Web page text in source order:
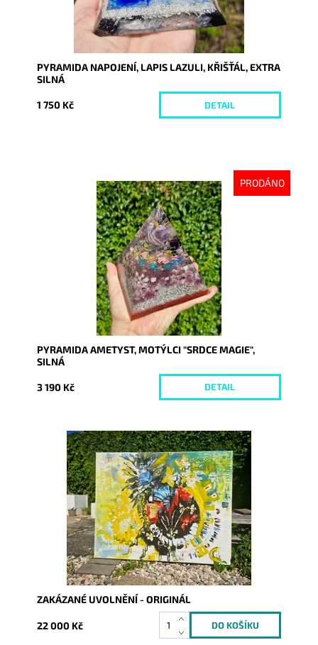
PYRAMIDA NAPOJENÍ, LAPIS LAZULI, KŘIŠŤÁL, EXTRA
SILNÁ
1 750 Kč DETAIL
PRODÁNO
Vyprodáno
10301
PYRAMIDA AMETYST, MOTÝLCI "SRDCE MAGIE",
SILNÁ
3 190 Kč DETAIL
Dostupnost:
Skladem
10290
ZAKÁZANÉ UVOLNĚNÍ - ORIGINÁL
22 000 Kč